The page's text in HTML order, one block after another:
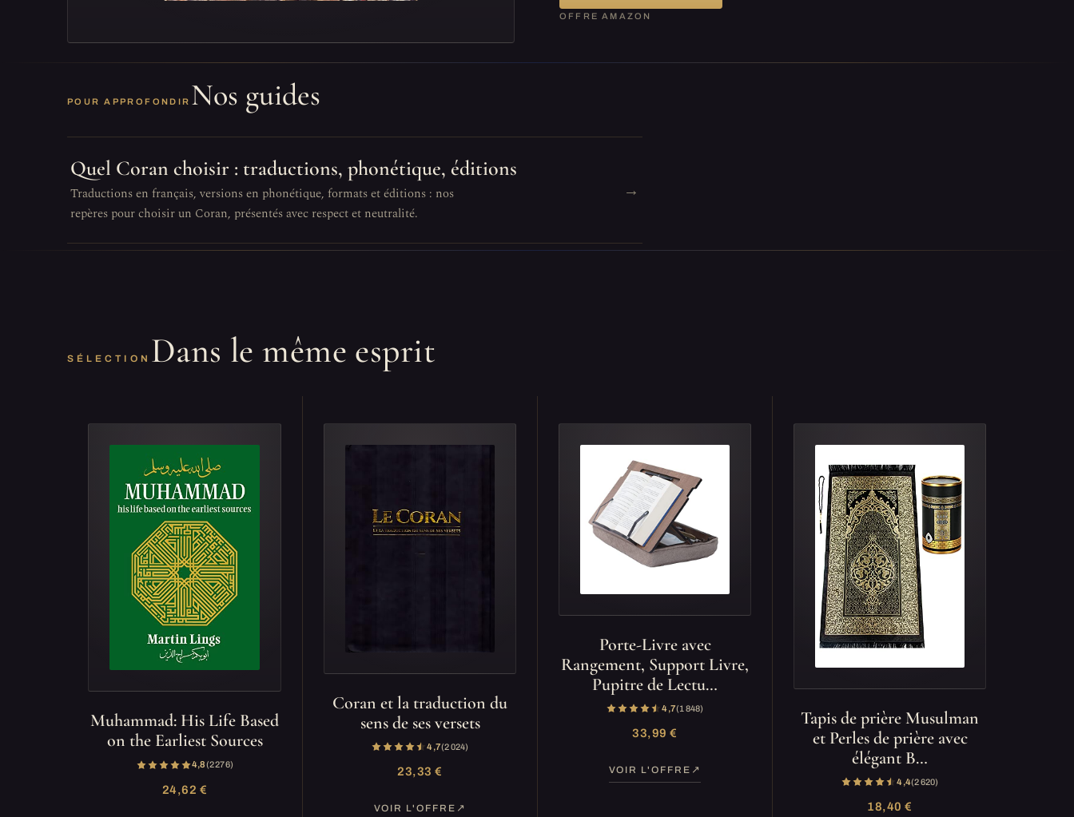
OFFRE AMAZON
POUR APPROFONDIR Nos guides
Quel Coran choisir : traductions, phonétique, éditions
Traductions en français, versions en phonétique, formats et éditions : nos
repères pour choisir un Coran, présentés avec respect et neutralité.
→
SÉLECTION Dans le même esprit
Muhammad: His Life Based
on the Earliest Sources
4,8(2 276)
24,62 €
Coran et la traduction du
sens de ses versets
4,7(2 024)
23,33 €
VOIR L'OFFRE
Porte-Livre avec
Rangement, Support Livre,
Pupitre de Lectu…
4,7(1 848)
33,99 €
VOIR L'OFFRE
Tapis de prière Musulman
et Perles de prière avec
élégant B…
4,4(2 620)
18,40 €